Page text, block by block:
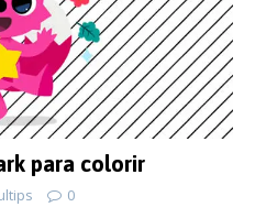
para colorir
0